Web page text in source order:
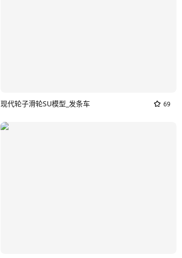
现代轮子滑轮SU模型_发条车 69